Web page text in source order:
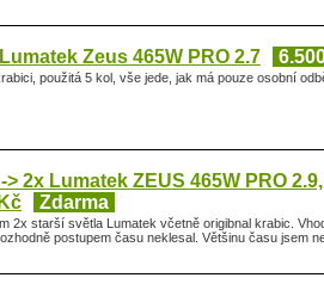
Zeus 465W PRO 2.7
použitá 5 kol, vše jede, jak má pouze osobní
> 2x Lumatek ZEUS 465W PRO
Zdarma
2x starší světla Lumatek včetně origibnal krabic.
postupem času neklesal. Většinu času jsem